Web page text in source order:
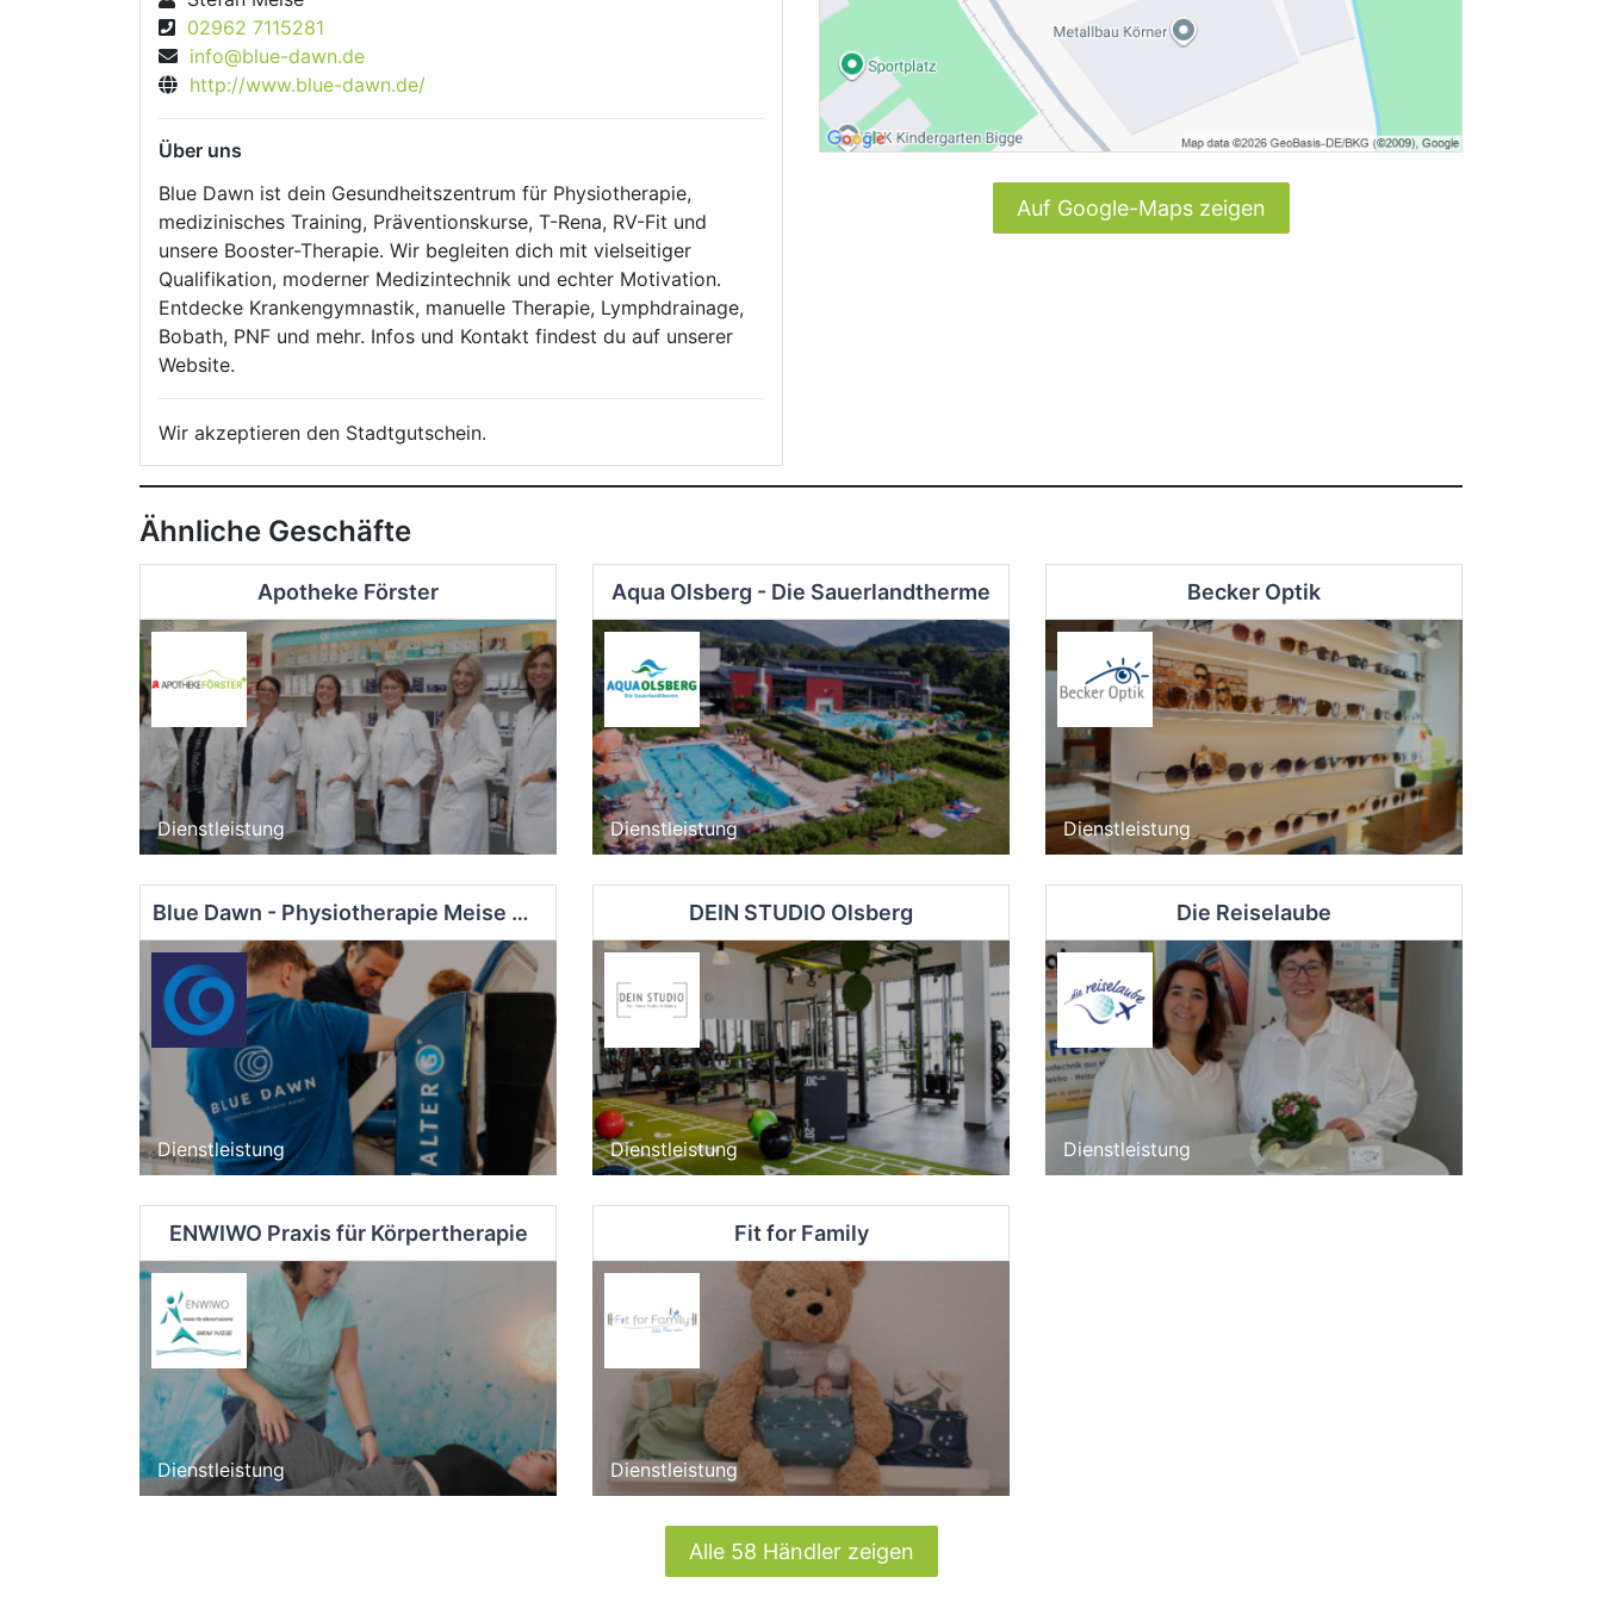
02962 7115281
info@blue-dawn.de
http://www.blue-dawn.de/
Über uns
Blue Dawn ist dein Gesundheitszentrum für Physiotherapie,
medizinisches Training, Präventionskurse, T-Rena, RV-Fit und
unsere Booster-Therapie. Wir begleiten dich mit vielseitiger
Qualifikation, moderner Medizintechnik und echter Motivation.
Entdecke Krankengymnastik, manuelle Therapie, Lymphdrainage,
Bobath, PNF und mehr. Infos und Kontakt findest du auf unserer
Website.
Wir akzeptieren den Stadtgutschein.
Auf Google-Maps zeigen
Ähnliche Geschäfte
Apotheke Förster
Dienstleistung
Aqua Olsberg - Die Sauerlandtherme
Dienstleistung
Becker Optik
Dienstleistung
Blue Dawn - Physiotherapie Meise GmbH
Dienstleistung
DEIN STUDIO Olsberg
Dienstleistung
Die Reiselaube
Dienstleistung
ENWIWO Praxis für Körpertherapie
Dienstleistung
Fit for Family
Dienstleistung
Alle 58 Händler zeigen